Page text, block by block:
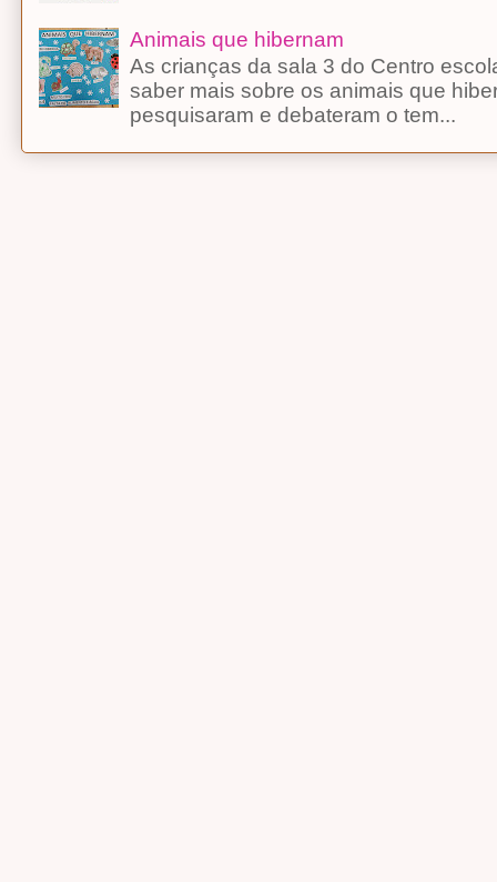
Animais que hibernam
As crianças da sala 3 do Centro
saber mais sobre os animais que
pesquisaram e debateram o tem...